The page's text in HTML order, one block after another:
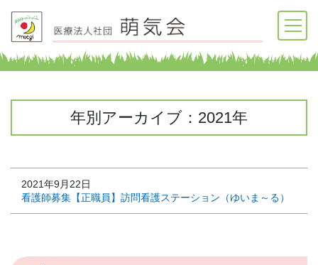
年別アーカイブ：2021年
2021年9月22日
看護師募集【正職員】訪問看護ステーション（ゆいま～る）